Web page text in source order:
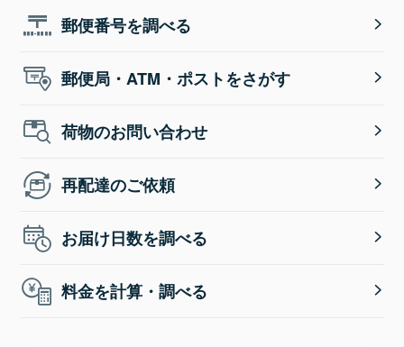
郵便番号を調べる
郵便局・ATM・ポストをさがす
荷物のお問い合わせ
再配達のご依頼
お届け日数を調べる
料金を計算・調べる